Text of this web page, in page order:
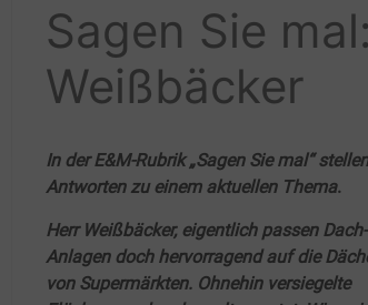
Sagen Sie
Weißbäcker
In der E&M-Rubrik „Sagen Sie mal“
Antworten zu einem aktuellen Thema.
Herr Weißbäcker, eigentlich passen
Anlagen doch hervorragend auf die
von Supermärkten. Ohnehin versiegelte